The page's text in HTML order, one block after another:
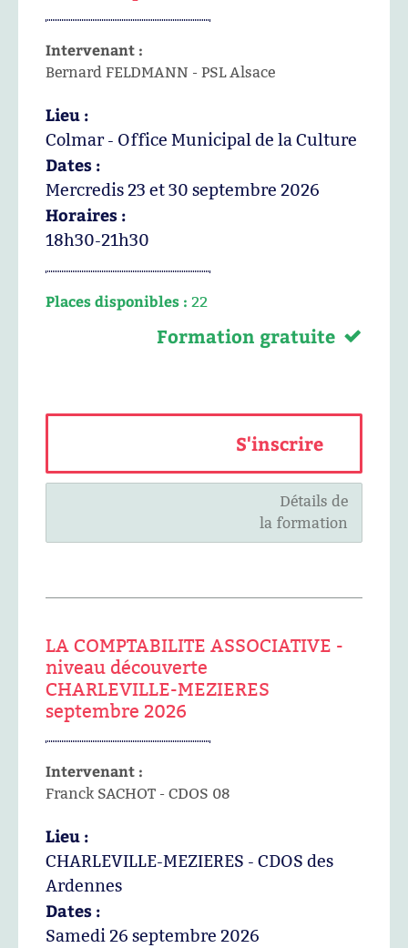
Intervenant :
Bernard FELDMANN - PSL Alsace
Lieu :
Colmar - Office Municipal de la Culture
Dates :
Mercredis 23 et 30 septembre 2026
Horaires :
18h30-21h30
Places disponibles : 22
Formation gratuite
S'inscrire
Détails de
la formation
LA COMPTABILITE ASSOCIATIVE -
niveau découverte
CHARLEVILLE-MEZIERES
septembre 2026
Intervenant :
Franck SACHOT - CDOS 08
Lieu :
CHARLEVILLE-MEZIERES - CDOS des
Ardennes
Dates :
Samedi 26 septembre 2026